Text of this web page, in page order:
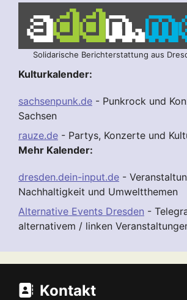
Solidarische Berichterstattung aus
Kulturkalender:
sachsenpunk.de - Punkrock und
Sachsen
rauze.de - Partys, Konzerte und
Mehr Kalender:
dresden.dein-input.de -
Nachhaltigkeit und Umweltthemen
Alternative Events Dresden -
alternativem / linken
Kontakt